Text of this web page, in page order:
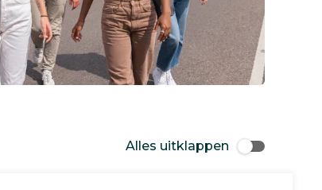
Alles uitklappen